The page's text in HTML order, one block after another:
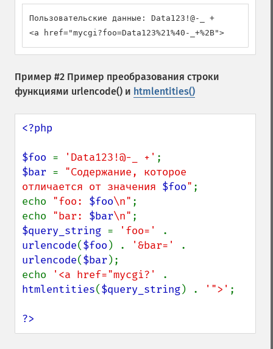
Пользовательские данные: Data123!@-_ +
<a href="mycgi?foo=Data123%21%40-_+%2B">
Пример #2 Пример преобразования строки
функциями urlencode() и htmlentities()
<?php
$foo = 'Data123!@-_ +'
$bar = "Содержание, которое
отличается от значения $foo" ;
echo "foo: $foo\n" ;
echo "bar: $bar\n"
$query_string = 'foo='
urlencode($foo ) . '&bar='
urlencode($bar );
echo
'<a href="mycgi?'
htmlentities($query_string) . '">' ;
?>